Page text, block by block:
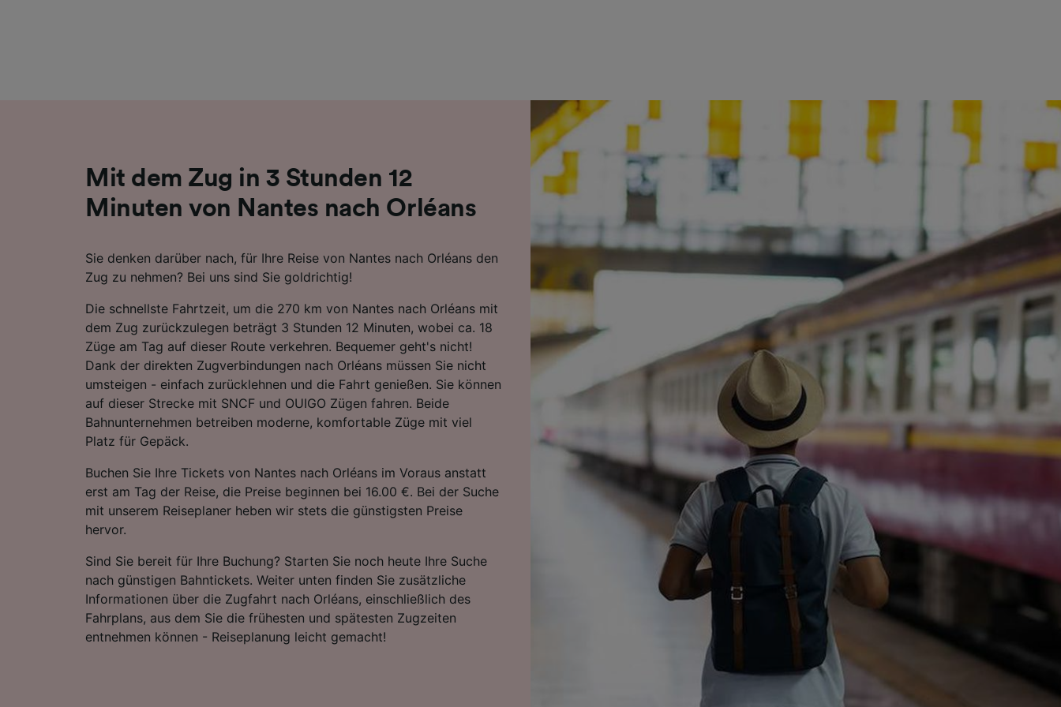
Mit dem Zug in 3 Stunden 12
Minuten von Nantes nach Orléans
Sie denken darüber nach, für Ihre Reise von Nantes nach Orléans den
Zug zu nehmen? Bei uns sind Sie goldrichtig!
Die schnellste Fahrtzeit, um die 270 km von Nantes nach Orléans mit
dem Zug zurückzulegen beträgt 3 Stunden 12 Minuten, wobei ca. 18
Züge am Tag auf dieser Route verkehren. Bequemer geht's nicht!
Dank der direkten Zugverbindungen nach Orléans müssen Sie nicht
umsteigen - einfach zurücklehnen und die Fahrt genießen. Sie können
auf dieser Strecke mit SNCF und OUIGO Zügen fahren. Beide
Bahnunternehmen betreiben moderne, komfortable Züge mit viel
Platz für Gepäck.
Buchen Sie Ihre Tickets von Nantes nach Orléans im Voraus anstatt
erst am Tag der Reise, die Preise beginnen bei 16.00 €. Bei der Suche
mit unserem Reiseplaner heben wir stets die günstigsten Preise
hervor.
Sind Sie bereit für Ihre Buchung? Starten Sie noch heute Ihre Suche
nach günstigen Bahntickets. Weiter unten finden Sie zusätzliche
Informationen über die Zugfahrt nach Orléans, einschließlich des
Fahrplans, aus dem Sie die frühesten und spätesten Zugzeiten
entnehmen können - Reiseplanung leicht gemacht!